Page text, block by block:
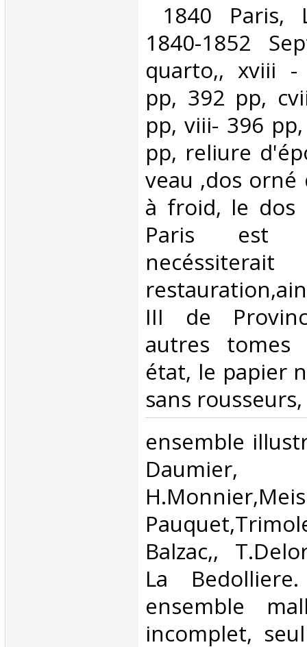
1840 Paris,
1840-1852
quarto,, xviii -
pp, 392 pp,
pp, viii- 396
pp, reliure
veau ,dos
à froid, le dos
Paris est
III de
autres
état, le papier
sans rousseurs, ‎
‎ensemble
Daumier,
Balzac,,
La
ensemble
incomplet,